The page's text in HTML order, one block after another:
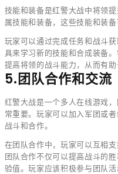
技能和装备是红警大战中将领
属技能和装备，这些技能和装
玩家可以通过完成任务和战斗
具来学习新的技能和合成装备
提高将领的战斗能力，从而有助
5.团队合作和交流
红警大战是一个多人在线游戏
常重要。玩家可以加入军团或
战斗和合作。
在团队合作中，玩家可以互相
团队合作不仅可以提高战斗的
验值。玩家应该积极参与团队